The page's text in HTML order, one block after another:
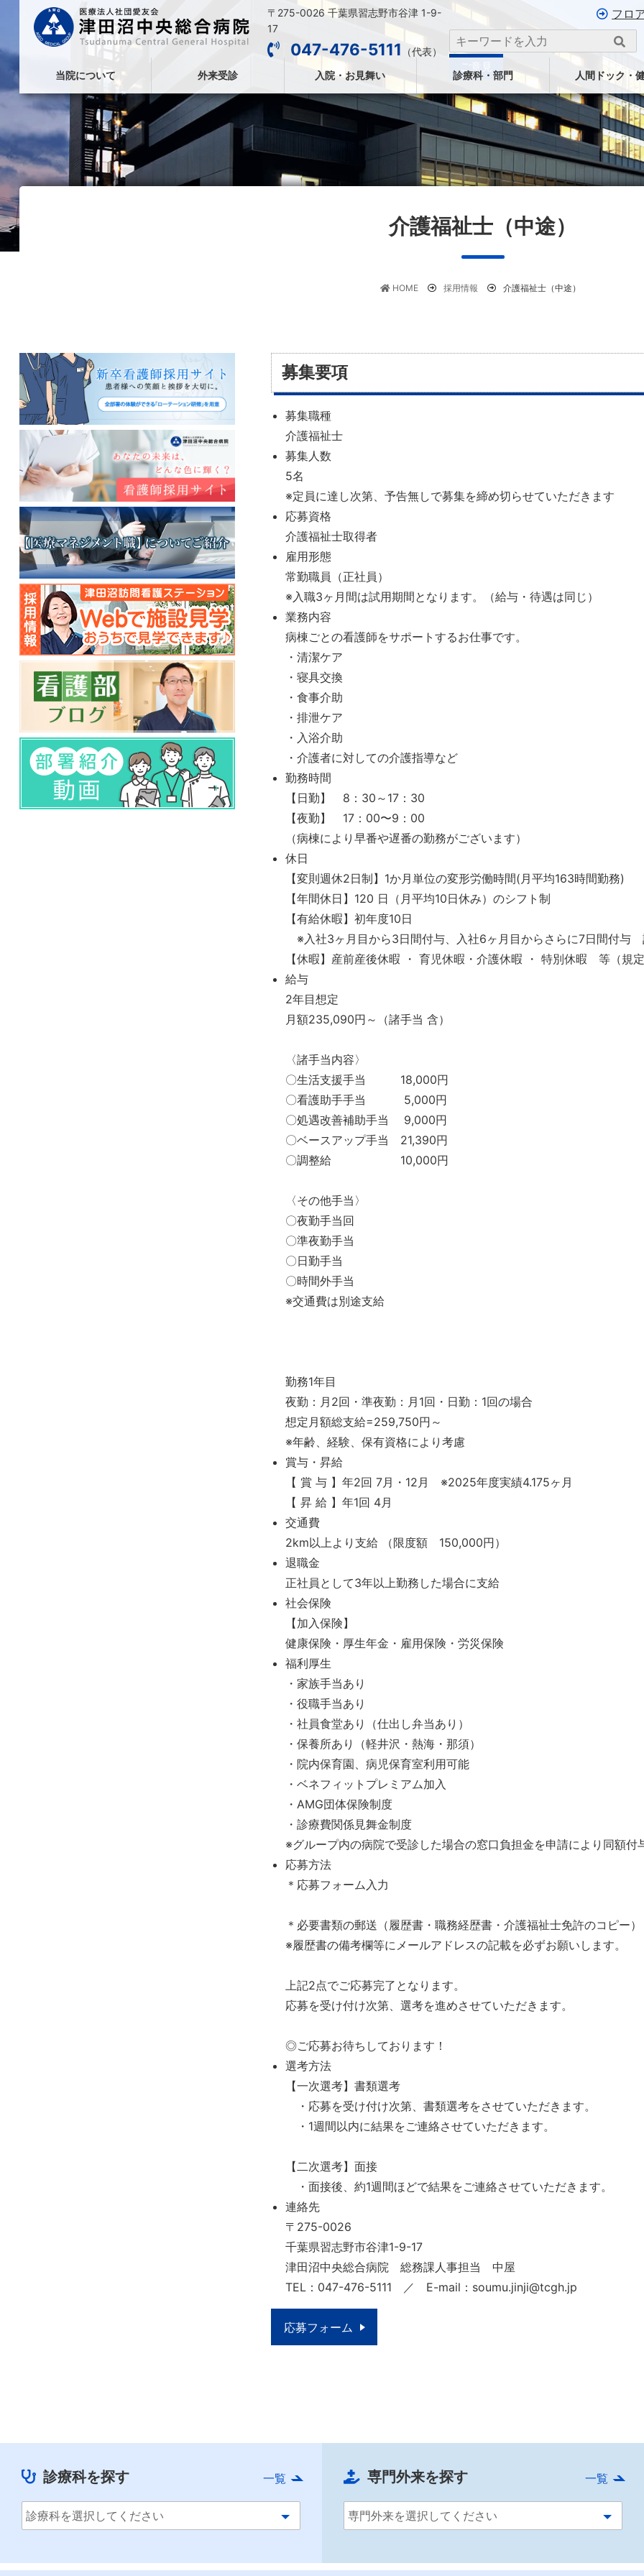
〒275-0026 千葉県習志野市谷津 1-9-
17
047-476-5111 （代表）
フロ
ご意見
当院について 外来受診 入院・お見舞い 診療科・部門 人間ドック・
介護福祉士（中途）
HOME 採用情報 介護福祉士（中途）
募集要項
募集職種
介護福祉士
募集人数
5名
※定員に達し次第、予告無しで募集を締め切らせていただきます
応募資格
介護福祉士取得者
雇用形態
常勤職員（正社員）
※入職3ヶ月間は試用期間となります。（給与・待遇は同じ）
業務内容
病棟ごとの看護師をサポートするお仕事です。
・清潔ケア
・寝具交換
・食事介助
・排泄ケア
・入浴介助
・介護者に対しての介護指導など
勤務時間
【日勤】 8：30～17：30
【夜勤】 17：00〜9：00
（病棟により早番や遅番の勤務がございます）
休日
【変則週休2日制】1か月単位の変形労働時間(月平均163時間勤務)
【年間休日】120 日（月平均10日休み）のシフト制
【有給休暇】初年度10日
※入社3ヶ月目から3日間付与、入社6ヶ月目からさらに7日間付与
【休暇】産前産後休暇 ・ 育児休暇・介護休暇 ・ 特別休暇 等（規定
給与
2年目想定
月額235,090円～（諸手当 含）
〈諸手当内容〉
〇生活支援手当 18,000円
〇看護助手手当 5,000円
〇処遇改善補助手当 9,000円
〇ベースアップ手当 21,390円
〇調整給 10,000円
〈その他手当〉
〇夜勤手当回
〇準夜勤手当
〇日勤手当
〇時間外手当
※交通費は別途支給
勤務1年目
夜勤：月2回・準夜勤：月1回・日勤：1回の場合
想定月額総支給=259,750円～
※年齢、経験、保有資格により考慮
賞与・昇給
【 賞 与 】年2回 7月・12月 ※2025年度実績4.175ヶ月
【 昇 給 】年1回 4月
交通費
2km以上より支給 （限度額 150,000円）
退職金
正社員として3年以上勤務した場合に支給
社会保険
【加入保険】
健康保険・厚生年金・雇用保険・労災保険
福利厚生
・家族手当あり
・役職手当あり
・社員食堂あり（仕出し弁当あり）
・保養所あり（軽井沢・熱海・那須）
・院内保育園、病児保育室利用可能
・ベネフィットプレミアム加入
・AMG団体保険制度
・診療費関係見舞金制度
※グループ内の病院で受診した場合の窓口負担金を申請により同額付
応募方法
＊応募フォーム入力
＊必要書類の郵送（履歴書・職務経歴書・介護福祉士免許のコピー）
※履歴書の備考欄等にメールアドレスの記載を必ずお願いします。
上記2点でご応募完了となります。
応募を受け付け次第、選考を進めさせていただきます。
◎ご応募お待ちしております！
選考方法
【一次選考】書類選考
・応募を受け付け次第、書類選考をさせていただきます。
・1週間以内に結果をご連絡させていただきます。
【二次選考】面接
・面接後、約1週間ほどで結果をご連絡させていただきます。
連絡先
〒275-0026
千葉県習志野市谷津1-9-17
津田沼中央総合病院 総務課人事担当 中屋
TEL：047-476-5111 ／ E-mail：soumu.jinji@tcgh.jp
応募フォーム
診療科を探す 一覧 専門外来を探す 一覧